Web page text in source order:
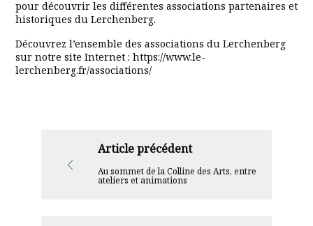
pour découvrir les différentes associations partenaires et
historiques du Lerchenberg.
Découvrez l’ensemble des associations du Lerchenberg
sur notre site Internet : https://www.le-
lerchenberg.fr/associations/
Article précédent
Au sommet de la Colline des Arts, entre
ateliers et animations